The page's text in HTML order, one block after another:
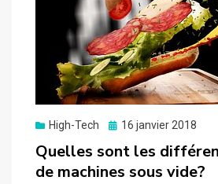
High-Tech
Posted
16 janvier 2018
Quelles sont les
de machines sous vide?